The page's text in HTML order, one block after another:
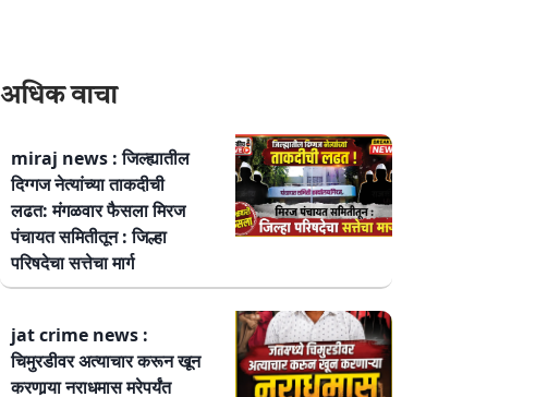
अधिक वाचा
miraj news : जिल्ह्यातील
दिग्गज नेत्यांच्या ताकदीची
लढत: मंगळवार फैसला मिरज
पंचायत समितीतून : जिल्हा
परिषदेचा सत्तेचा मार्ग
jat crime news :
चिमुरडीवर अत्याचार करून खून
करणार्‍या नराधमास मरेपर्यंत